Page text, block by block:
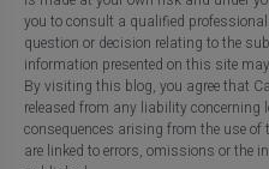
you to consult a qualified
question or decision relating to the
information presented on this site
By visiting this blog, you agree that
released from any liability
consequences arising from the use
are linked to errors, omissions or the